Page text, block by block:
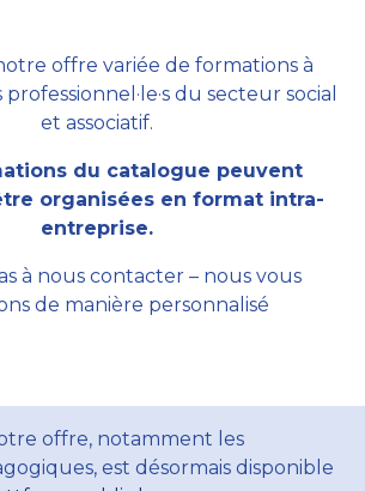
offre variée de formations à
du secteur social
et associatif.
du catalogue peuvent
organisées en format intra-
entreprise.
à nous contacter – nous vous
de manière personnalisé
offre, notamment les
est désormais disponible